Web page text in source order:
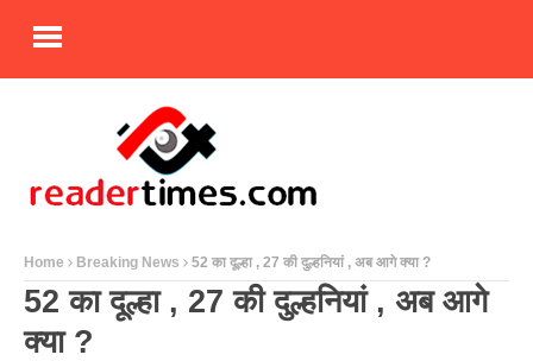
Home Breaking News 52 का दूल्हा , 27 की दुल्हनियां , अब आगे क्या ?
52 का दूल्हा , 27 की दुल्हनियां , अब आगे
क्या ?